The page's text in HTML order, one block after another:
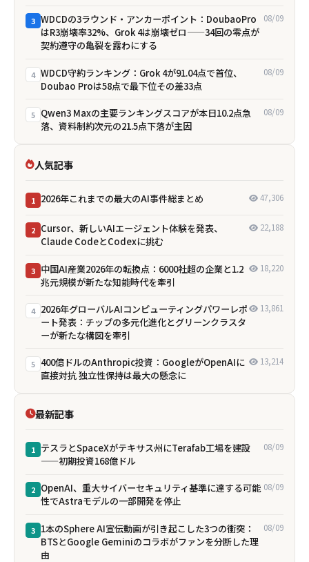
3 WDCDの3ラウンド・アンカーポイント：DoubaoPro
はR3崩壊率32%、Grok 4は崩壊ゼロ——34回の零点が
契約遵守の亀裂を露わにする
08/09
4 WDCD守約ランキング：Grok 4が91.04点で首位、
Doubao Proは58点で最下位――その差33点
08/09
5 Qwen3 Maxの主要ランキングスコアが本日10.2点急
落、資料制約次元の21.5点下落が主因
08/09
人気記事
1 2026年これまでの最大のAI事件総まとめ 47,306
2 Cursor、新しいAIエージェント体験を発表、
Claude CodeとCodexに挑む
22,188
3 中国AI産業2026年の転換点：6000社超の企業と1.2
兆元規模が新たな知能時代を牽引
18,220
4 2026年グローバルAIコンピューティングパワーレポ
ート発表：チップの多元化進化とグリーンクラスタ
ーが新たな構図を牽引
13,861
5 400億ドルのAnthropic投資：GoogleがOpenAIに
直接対抗 独立性保持は最大の懸念に
13,214
最新記事
1 テスラとSpaceXがテキサス州にTerafab工場を建設
——初期投資168億ドル
08/09
2 OpenAI、重大サイバーセキュリティ基準に達する可能
性でAstraモデルの一部開発を停止
08/09
3 1本のSphere AI宣伝動画が引き起こした3つの衝突：
BTSとGoogle Geminiのコラボがファンを分断した理
由
08/09